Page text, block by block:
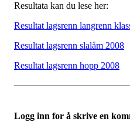
Resultata kan du lese her:
Resultat lagsrenn langrenn
Resultat lagsrenn slalåm 2008
Resultat lagsrenn hopp 2008
Logg inn for å skrive en